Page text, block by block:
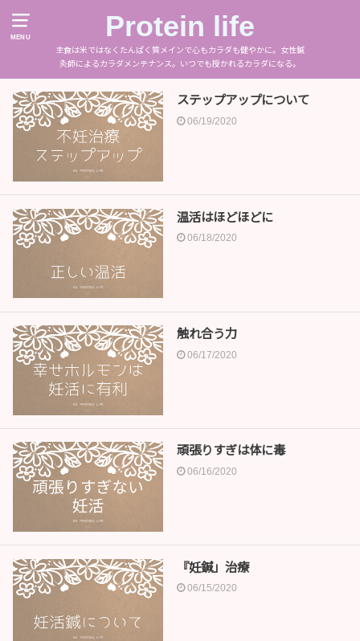
MENU Protein life
主食は米ではなくたんぱく質メインで心もカラダも健やかに。女性鍼
灸師によるカラダメンテナンス。いつでも授かれるカラダになる。
ステップアップについて
06/19/2020
温活はほどほどに
06/18/2020
触れ合う力
06/17/2020
頑張りすぎは体に毒
06/16/2020
『妊鍼」治療
06/15/2020